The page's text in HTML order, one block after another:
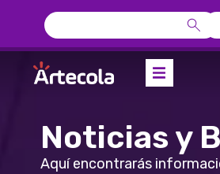
Noticias y
Aquí encontrarás